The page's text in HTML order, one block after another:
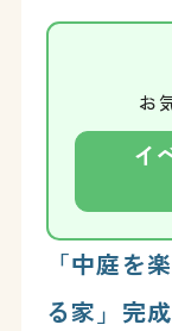
お
イ
「中庭を
る家」完